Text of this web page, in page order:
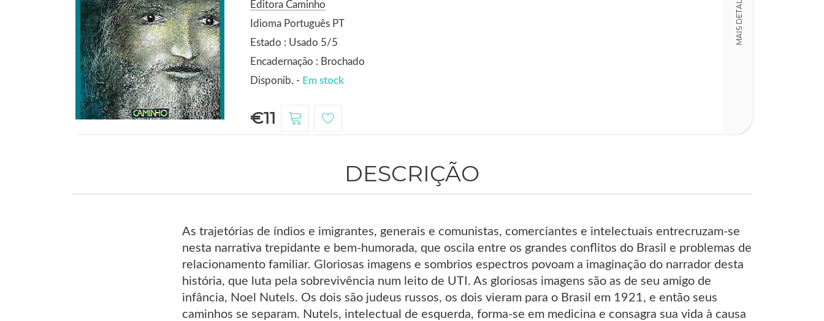
Editora Caminho
Idioma Português PT
Estado : Usado 5/5
Encadernação : Brochado
Disponib. - Em stock
€11
MAIS DETALHES
DESCRIÇÃO
As trajetórias de índios e imigrantes, generais e comunistas, comerciantes e intelectuais entrecruzam-se
nesta narrativa trepidante e bem-humorada, que oscila entre os grandes conflitos do Brasil e problemas de
relacionamento familiar. Gloriosas imagens e sombrios espectros povoam a imaginação do narrador desta
história, que luta pela sobrevivência num leito de UTI. As gloriosas imagens são as de seu amigo de
infância, Noel Nutels. Os dois são judeus russos, os dois vieram para o Brasil em 1921, e então seus
caminhos se separam. Nutels, intelectual de esquerda, forma-se em medicina e consagra sua vida à causa